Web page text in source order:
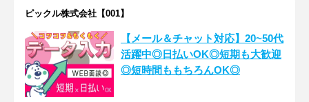
ピックル株式会社【001】
【メール＆チャット対応】20~50代
活躍中◎日払いOK◎短期も大歓迎
◎短時間ももちろんOK◎